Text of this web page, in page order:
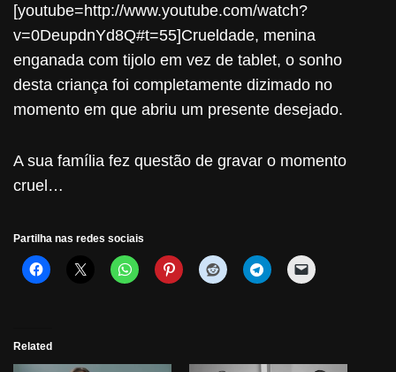
[youtube=http://www.youtube.com/watch?
v=0DeupdnYd8Q#t=55]Crueldade, menina
enganada com tijolo em vez de tablet, o sonho
desta criança foi completamente dizimado no
momento em que abriu um presente desejado.
A sua família fez questão de gravar o momento
cruel…
Partilha nas redes sociais
Related